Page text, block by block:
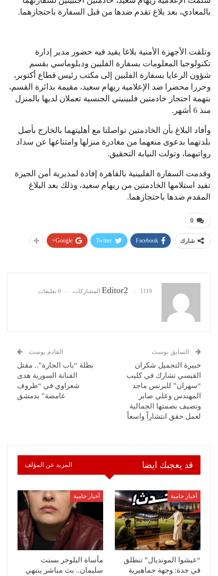
بالمعادي، بعد بلاغ تقدم ضدها من قبل السفارة باحتجازهما.
وتلقت الأجهزة الأمنية بلاغا يفيد فيه حضور مدير إدارة
تكنولوجيا المعلومات بسفارة الفلبين ودبلوماسي بقسم
شؤون الرعايا بسفارة الفلبين إلى مكتب رئيس قطاع أكتوبر،
وحررا محضرا ضد الإعلامية ريهام سعيد، مقيمة بدائرة القسم،
بتهمة احتجاز خادمتين فلبينيتي الجنسية تعملان لديها بالمنزل
منذ 6 أشهر.
وأفاد البلاغ بأن الخادمتين تواصلتا مع أهليتهما بالخارج بأصل
بلدتهما بدعوى منعهما من مغادرة منزلها وامتناعها عن سداد
رواتبهما، وتولت النيابة التحقيق.
وقدمت السفارة الفلبينية بالقاهرة إفادة لمديرية أمن الجيزة
تفيد استلامها الخادمتين من ريهام سعيد، وذلك بعد البلاغ
المقدم ضدها باحتجازهما.
0
شارك Facebook
Twitter
Google+
Editor2 1119 المشاركات 0 تعليقات
السابق بوست
خبيرة التجميل شكران
القيسي تشارك في كليب
“سهران” للبرنس ماجد
المهندس وعلي صابر
وتضيف بصمتها الجمالية
لعمل حقق انتشاراً واسعاً
القادم بوست
بطلة “باب الحارة”.. مقتل
الفنانة السورية هدى
شعراوي في “ظروف
غامضة” بدمشق
قد يعجبك ايضا المزيد عن المؤلف
أخبار حامية
“عيشوا المونديال” تنطلق
في جدة: وجهة جماهيرية
أخبار حامية
مأساة البلوجر بسنت
سليمان.. بث مباشر ينتهي